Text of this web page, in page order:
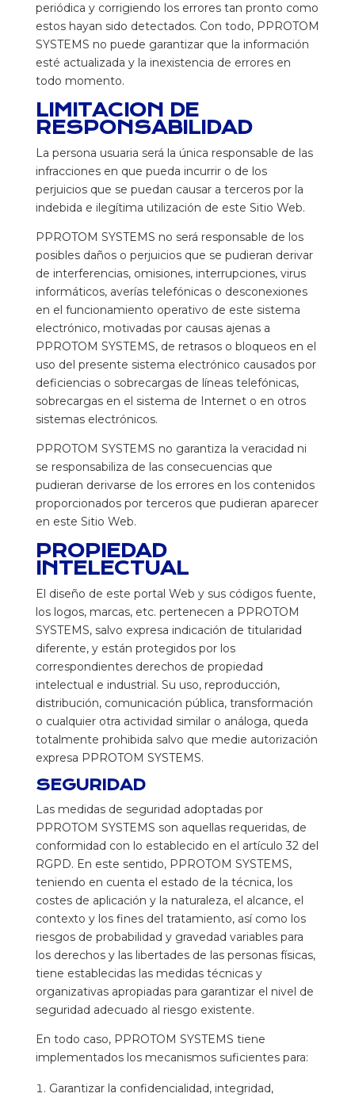
periódica y corrigiendo los errores tan pronto como
estos hayan sido detectados. Con todo, PPROTOM
SYSTEMS no puede garantizar que la información
esté actualizada y la inexistencia de errores en
todo momento.
LIMITACION DE
RESPONSABILIDAD
La persona usuaria será la única responsable de las
infracciones en que pueda incurrir o de los
perjuicios que se puedan causar a terceros por la
indebida e ilegítima utilización de este Sitio Web.
PPROTOM SYSTEMS no será responsable de los
posibles daños o perjuicios que se pudieran derivar
de interferencias, omisiones, interrupciones, virus
informáticos, averías telefónicas o desconexiones
en el funcionamiento operativo de este sistema
electrónico, motivadas por causas ajenas a
PPROTOM SYSTEMS, de retrasos o bloqueos en el
uso del presente sistema electrónico causados por
deficiencias o sobrecargas de líneas telefónicas,
sobrecargas en el sistema de Internet o en otros
sistemas electrónicos.
PPROTOM SYSTEMS no garantiza la veracidad ni
se responsabiliza de las consecuencias que
pudieran derivarse de los errores en los contenidos
proporcionados por terceros que pudieran aparecer
en este Sitio Web.
PROPIEDAD
INTELECTUAL
El diseño de este portal Web y sus códigos fuente,
los logos, marcas, etc. pertenecen a PPROTOM
SYSTEMS, salvo expresa indicación de titularidad
diferente, y están protegidos por los
correspondientes derechos de propiedad
intelectual e industrial. Su uso, reproducción,
distribución, comunicación pública, transformación
o cualquier otra actividad similar o análoga, queda
totalmente prohibida salvo que medie autorización
expresa PPROTOM SYSTEMS.
SEGURIDAD
Las medidas de seguridad adoptadas por
PPROTOM SYSTEMS son aquellas requeridas, de
conformidad con lo establecido en el artículo 32 del
RGPD. En este sentido, PPROTOM SYSTEMS,
teniendo en cuenta el estado de la técnica, los
costes de aplicación y la naturaleza, el alcance, el
contexto y los fines del tratamiento, así como los
riesgos de probabilidad y gravedad variables para
los derechos y las libertades de las personas físicas,
tiene establecidas las medidas técnicas y
organizativas apropiadas para garantizar el nivel de
seguridad adecuado al riesgo existente.
En todo caso, PPROTOM SYSTEMS tiene
implementados los mecanismos suficientes para:
Garantizar la confidencialidad, integridad,